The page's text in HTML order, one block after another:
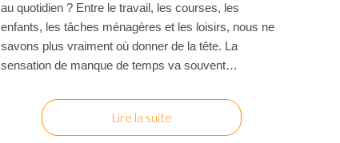
au quotidien ? Entre le travail, les courses, les
enfants, les tâches ménagères et les loisirs, nous ne
savons plus vraiment où donner de la tête. La
sensation de manque de temps va souvent…
Lire la suite